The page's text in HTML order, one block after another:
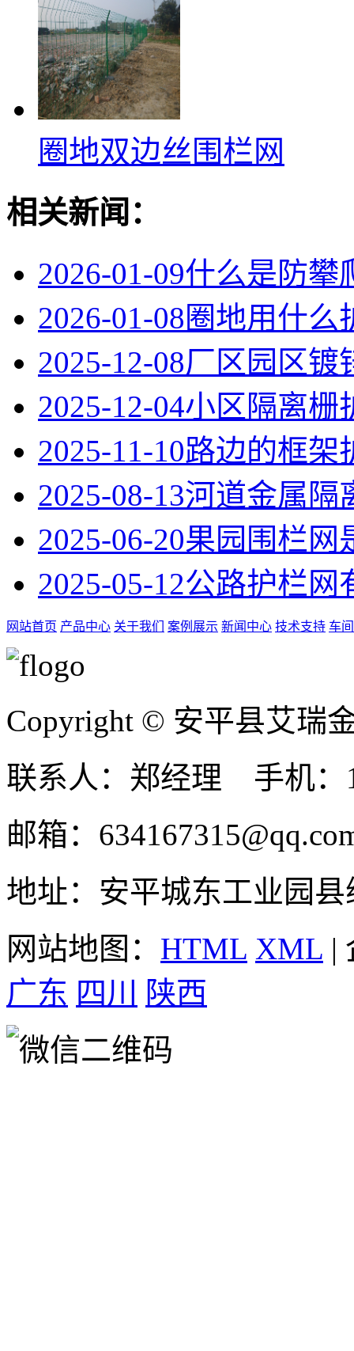
圈地双边丝围栏网
相关新闻：
2026-01-09什么是防攀
2026-01-08圈地用什么
2025-12-08厂区园区镀
2025-12-04小区隔离栅
2025-11-10路边的框架
2025-08-13河道金属隔
2025-06-20果园围栏网
2025-05-12公路护栏网
网站首页 产品中心 关于我们 案例展示 新闻中心 技术支持 车
Copyright © 安平县艾瑞
联系人：郑经理 手机：
邮箱：
地址：安平城东工业园县
网站地图： HTML XML |
广东 四川 陕西